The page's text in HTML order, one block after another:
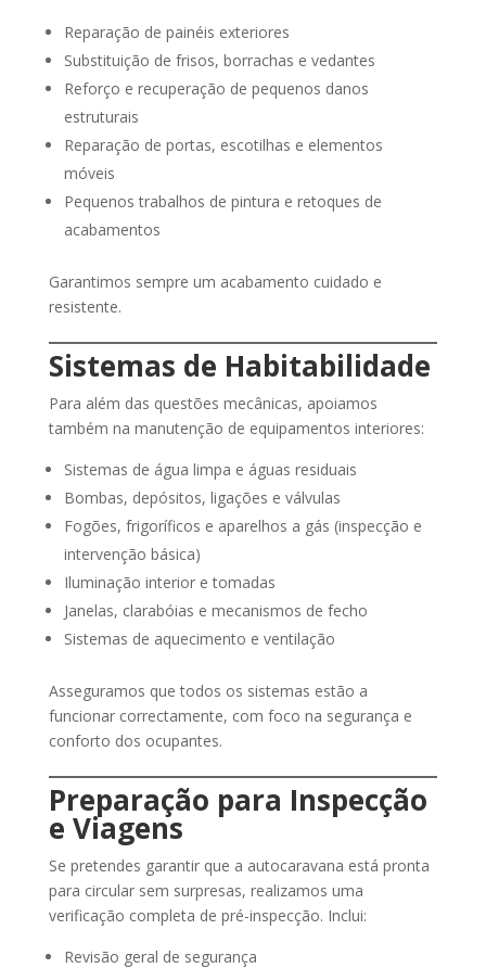
Reparação de painéis exteriores
Substituição de frisos, borrachas e vedantes
Reforço e recuperação de pequenos danos
estruturais
Reparação de portas, escotilhas e elementos
móveis
Pequenos trabalhos de pintura e retoques de
acabamentos
Garantimos sempre um acabamento cuidado e
resistente.
Sistemas de Habitabilidade
Para além das questões mecânicas, apoiamos
também na manutenção de equipamentos interiores:
Sistemas de água limpa e águas residuais
Bombas, depósitos, ligações e válvulas
Fogões, frigoríficos e aparelhos a gás (inspecção e
intervenção básica)
Iluminação interior e tomadas
Janelas, clarabóias e mecanismos de fecho
Sistemas de aquecimento e ventilação
Asseguramos que todos os sistemas estão a
funcionar correctamente, com foco na segurança e
conforto dos ocupantes.
Preparação para Inspecção
e Viagens
Se pretendes garantir que a autocaravana está pronta
para circular sem surpresas, realizamos uma
verificação completa de pré-inspecção. Inclui:
Revisão geral de segurança